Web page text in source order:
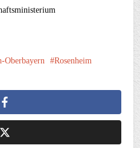
Oberbayern
Rosenheim